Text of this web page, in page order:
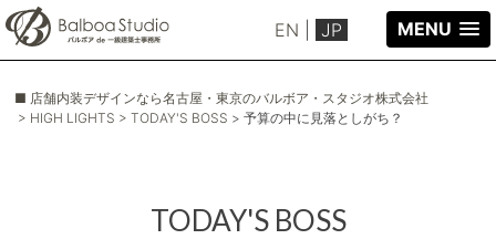
EN JP MENU
■ 店舗内装デザインなら名古屋・東京のバルボア・スタジオ株式会社
> HIGH LIGHTS > TODAY'S BOSS > 予算の中に見落としがち？
TODAY'S BOSS